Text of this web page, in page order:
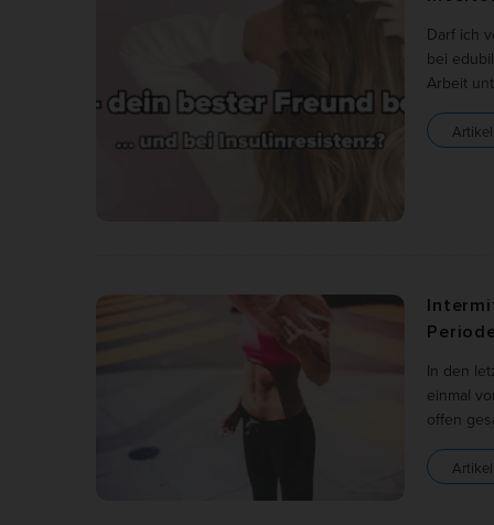
Darf ich
bei
Arbeit
In den
einmal
offen